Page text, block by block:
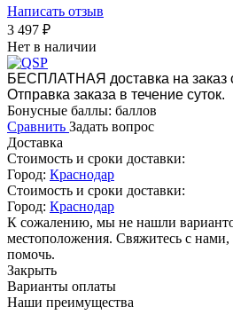
Написать отзыв
3 497 ₽
Нет в наличии
БЕСПЛАТНАЯ доставка на заказ
Отправка заказа в течение суток.
Бонусные баллы: баллов
Сравнить Задать вопрос
Доставка
Стоимость и сроки доставки:
Город: Краснодар
Стоимость и сроки доставки:
Город: Краснодар
К сожалению, мы не нашли
местоположения. Свяжитесь с
помочь.
Закрыть
Варианты оплаты
Наши преимущества